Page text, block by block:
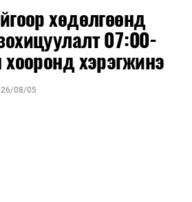
хөдөлгөөнд
07:00-
хэрэгжинэ
08/05